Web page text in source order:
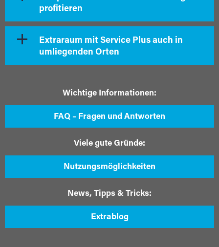
profitieren
Extraraum mit Service Plus auch in
umliegenden Orten
Wichtige Informationen:
FAQ – Fragen und Antworten
Viele gute Gründe:
Nutzungsmöglichkeiten
News, Tipps & Tricks:
Extrablog